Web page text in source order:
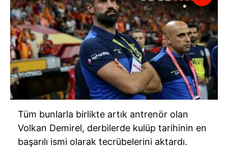
Tüm bunlarla birlikte artık antrenör olan
Volkan Demirel, derbilerde kulüp tarihinin en
başarılı ismi olarak tecrübelerini aktardı.